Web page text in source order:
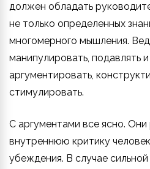
должен обладать
не только определенных
многомерного мышления.
манипулировать, подавлять
аргументировать,
стимулировать.
С аргументами все ясно.
внутреннюю критику
убеждения. В случае